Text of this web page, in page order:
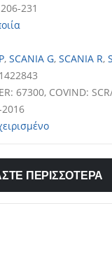
231
, SCANIA G, SCANIA R,
1422843
67300, COVIND:
ΠΕΡΙΣΣΟΤΕΡΑ